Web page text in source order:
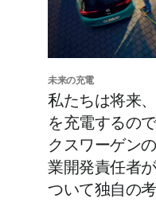
未来の充電
私たちは将来
を充電するの
クスワーゲン
業開発責任者
ついて独自の